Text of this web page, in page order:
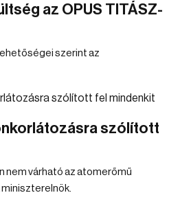
az OPUS TITÁSZ-
szerint az
szólított
nem várható az atomerőmű